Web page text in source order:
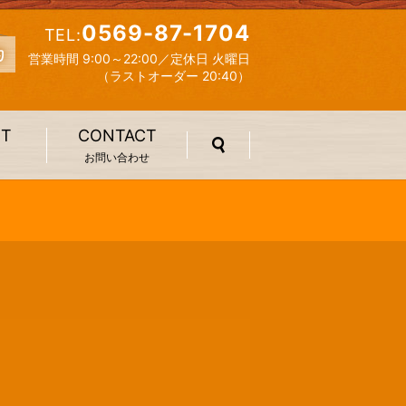
TEL:0569-87-1704
営業時間 9:00～22:00／定休日 火曜日
（ラストオーダー 20:40）
CONTACT
お問い合わせ